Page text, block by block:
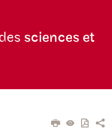
sciences et